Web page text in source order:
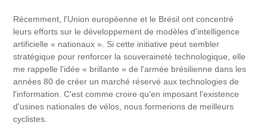
Récemment, l'Union européenne et le Brésil ont concentré
leurs efforts sur le développement de modèles d'intelligence
artificielle « nationaux ». Si cette initiative peut sembler
stratégique pour renforcer la souveraineté technologique, elle
me rappelle l'idée « brillante » de l'armée brésilienne dans les
années 80 de créer un marché réservé aux technologies de
l'information. C'est comme croire qu'en imposant l'existence
d'usines nationales de vélos, nous formerions de meilleurs
cyclistes.